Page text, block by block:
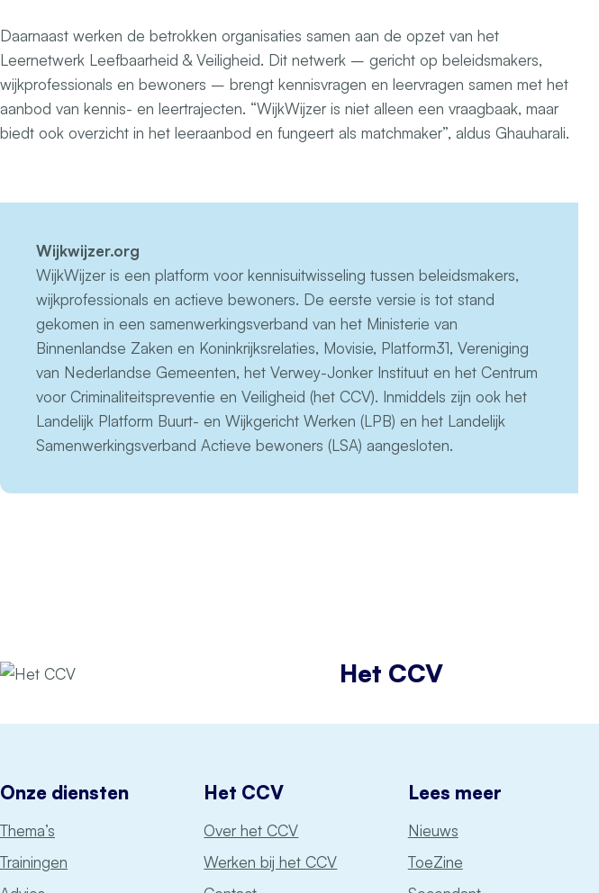
Daarnaast werken de betrokken organisaties samen aan de opzet van het
Leernetwerk Leefbaarheid & Veiligheid. Dit netwerk – gericht op beleidsmakers,
wijkprofessionals en bewoners – brengt kennisvragen en leervragen samen met het
aanbod van kennis- en leertrajecten. “WijkWijzer is niet alleen een vraagbaak, maar
biedt ook overzicht in het leeraanbod en fungeert als matchmaker”, aldus Ghauharali.
Wijkwijzer.org
WijkWijzer is een platform voor kennisuitwisseling tussen beleidsmakers,
wijkprofessionals en actieve bewoners. De eerste versie is tot stand
gekomen in een samenwerkingsverband van het Ministerie van
Binnenlandse Zaken en Koninkrijksrelaties, Movisie, Platform31, Vereniging
van Nederlandse Gemeenten, het Verwey-Jonker Instituut en het Centrum
voor Criminaliteitspreventie en Veiligheid (het CCV). Inmiddels zijn ook het
Landelijk Platform Buurt- en Wijkgericht Werken (LPB) en het Landelijk
Samenwerkingsverband Actieve bewoners (LSA) aangesloten.
Het CCV
Onze diensten
Thema’s
Trainingen
Het CCV
Over het CCV
Werken bij het CCV
Lees meer
Nieuws
ToeZine